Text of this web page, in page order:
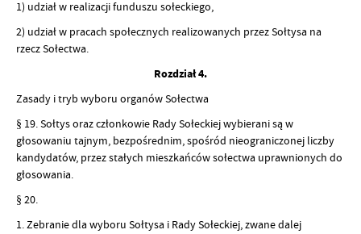
1) udział w realizacji funduszu sołeckiego,
2) udział w pracach społecznych realizowanych przez Sołtysa na
rzecz Sołectwa.
Rozdział 4.
Zasady i tryb wyboru organów Sołectwa
§ 19. Sołtys oraz członkowie Rady Sołeckiej wybierani są w
głosowaniu tajnym, bezpośrednim, spośród nieograniczonej liczby
kandydatów, przez stałych mieszkańców sołectwa uprawnionych do
głosowania.
§ 20.
1. Zebranie dla wyboru Sołtysa i Rady Sołeckiej, zwane dalej